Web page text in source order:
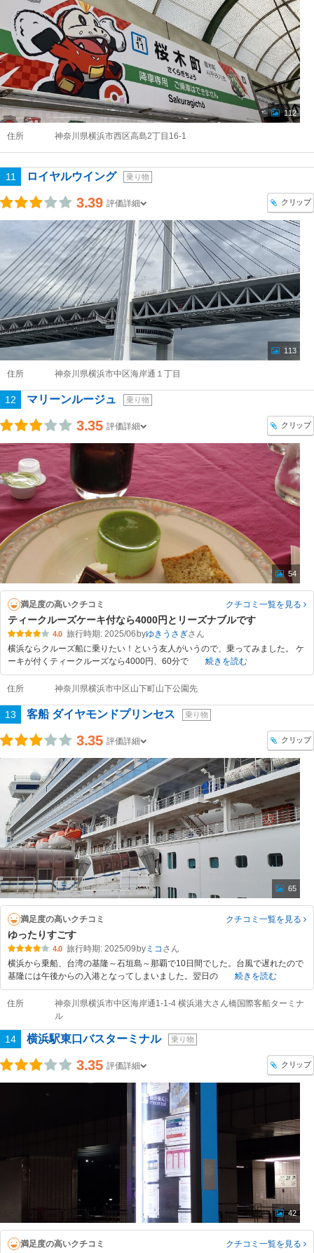
112
住所 神奈川県横浜市西区高島2丁目16-1
11 ロイヤルウイング 乗り物
3.39 評価詳細 クリップ
113
住所 神奈川県横浜市中区海岸通１丁目
12 マリーンルージュ 乗り物
3.35 評価詳細 クリップ
54
満足度の高いクチコミ クチコミ一覧を見る
ティークルーズケーキ付なら4000円とリーズナブルです
4.0 旅行時期: 2025/06 byゆきうさぎ
横浜ならクルーズ船に乗りたい！という友人がいうので、乗ってみました。 ケ
ーキが付くティークルーズなら4000円、60分で
続きを読む
住所 神奈川県横浜市中区山下町山下公園先
13 客船 ダイヤモンドプリンセス 乗り物
3.35 評価詳細 クリップ
65
満足度の高いクチコミ クチコミ一覧を見る
ゆったりすごす
4.0 旅行時期: 2025/09 byミコ
横浜から乗船、台湾の基隆～石垣島～那覇で10日間でした。台風で遅れたので
基隆には午後からの入港となってしまいました。翌日の
続きを読む
住所
神奈川県横浜市中区海岸通1-1-4 横浜港大さん橋国際客船ターミナ
ル
14 横浜駅東口バスターミナル 乗り物
3.35 評価詳細 クリップ
42
満足度の高いクチコミ クチコミ一覧を見る